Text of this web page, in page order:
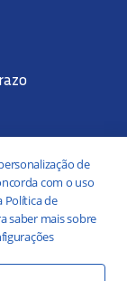
de
com o uso
Política de
saber mais sobre